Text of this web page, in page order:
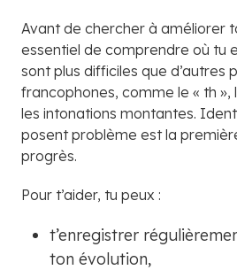
Avant de chercher à améliorer
essentiel de comprendre où tu
sont plus difficiles que d’autres
francophones, comme le « th »,
les intonations montantes.
posent problème est la
progrès.
Pour t’aider, tu peux :
t’enregistrer
ton évolution,